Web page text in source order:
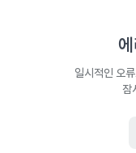
일시적인 오
잠